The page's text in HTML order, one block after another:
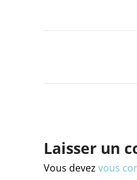
Laisser un
Vous devez vous